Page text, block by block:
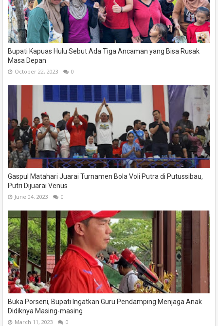
Bupati Kapuas Hulu Sebut Ada Tiga Ancaman yang Bisa Rusak
Masa Depan
October 22, 2023 0
Gaspul Matahari Juarai Turnamen Bola Voli Putra di Putussibau,
Putri Dijuarai Venus
June 04, 2023 0
Buka Porseni, Bupati Ingatkan Guru Pendamping Menjaga Anak
Didiknya Masing-masing
March 11, 2023 0